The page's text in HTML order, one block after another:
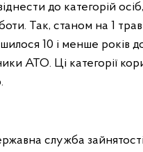
до категорій
Так, станом на 1
10 і менше років
АТО. Ці категорії
служба